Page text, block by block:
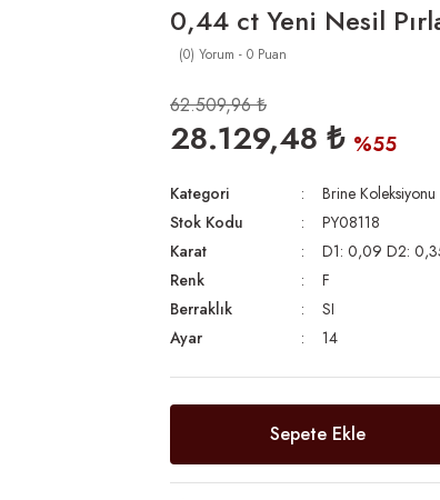
0,44 ct Yeni Nesil
(0) Yorum - 0 Puan
62.509,96 ₺
28.129,48 ₺ %55
Kategori Brine Koleksiyonu
Stok Kodu
PY08118
Karat
D1: 0,09 D2:
Renk
F
Berraklık
SI
Ayar
14
Sepete Ekle